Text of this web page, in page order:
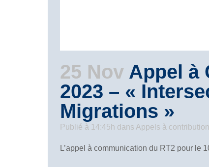
25 Nov Appel à
2023 – «
Migrations »
Publié à 14:45h dans Appels à
L’appel à communication du RT2 pour le